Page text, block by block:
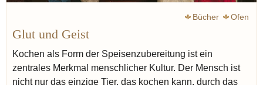
Bücher Ofen
Glut und Geist
Kochen als Form der Speisenzubereitung ist ein
zentrales Merkmal menschlicher Kultur. Der Mensch ist
nicht nur das einzige Tier, das kochen kann, durch das